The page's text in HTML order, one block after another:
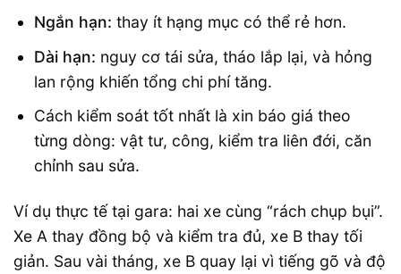
Ngắn hạn: thay ít hạng mục có thể rẻ hơn.
Dài hạn: nguy cơ tái sửa, tháo lắp lại, và hỏng
lan rộng khiến tổng chi phí tăng.
Cách kiểm soát tốt nhất là xin báo giá theo
từng dòng: vật tư, công, kiểm tra liên đới, căn
chỉnh sau sửa.
Ví dụ thực tế tại gara: hai xe cùng “rách chụp bụi”.
Xe A thay đồng bộ và kiểm tra đủ, xe B thay tối
giản. Sau vài tháng, xe B quay lại vì tiếng gõ và độ